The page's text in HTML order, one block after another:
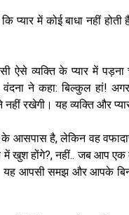
प्यार में कोई बाधा नहीं होती
ऐसे व्यक्ति के प्यार में पड़ना
ने कहा: बिल्कुल हां!
रखेगी। यह व्यक्ति और
के आसपास है, लेकिन वह
में खुश होंगे?, नहीं.. जब आप एक
यह आपसी समझ और आपके